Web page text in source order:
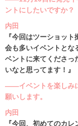
ントにしたいですか？
内田
『今回はツーショッ
会も多いイベントとな
ベントに来てくださっ
いなと思ってます！』
――イベントを楽しみ
願いします。
内田
『今回、初めてのカ